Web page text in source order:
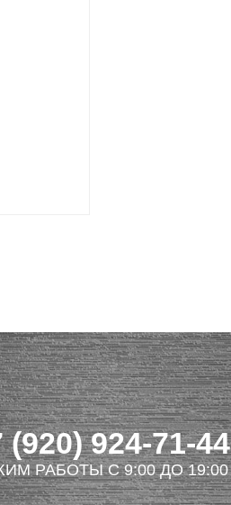
(920) 924-71-44
РАБОТЫ С 9:00 ДО 19:00